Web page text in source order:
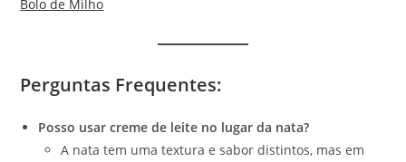
Bolo de Milho
Perguntas Frequentes:
Posso usar creme de leite no lugar da nata?
A nata tem uma textura e sabor distintos, mas em